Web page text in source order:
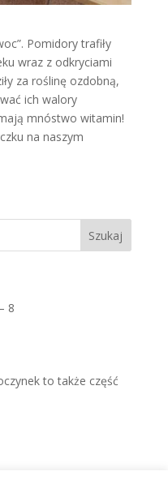
Pomidory trafiły
wraz z odkryciami
za roślinę ozdobną,
ich walory
mnóstwo witamin!
na naszym
8
to także część